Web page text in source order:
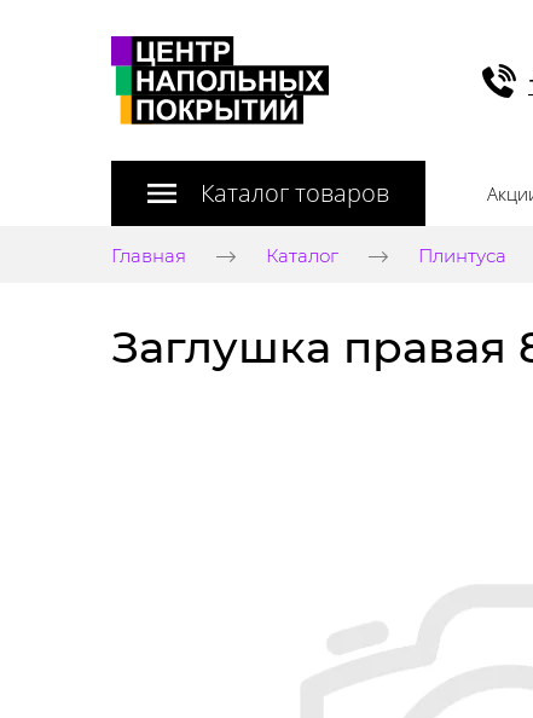
Каталог товаров
Главная Каталог Плинтуса
Заглушка правая